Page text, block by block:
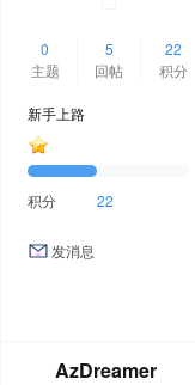
0
主题
5
回帖
22
积分
新手上路
积分 22
发消息
AzDreamer